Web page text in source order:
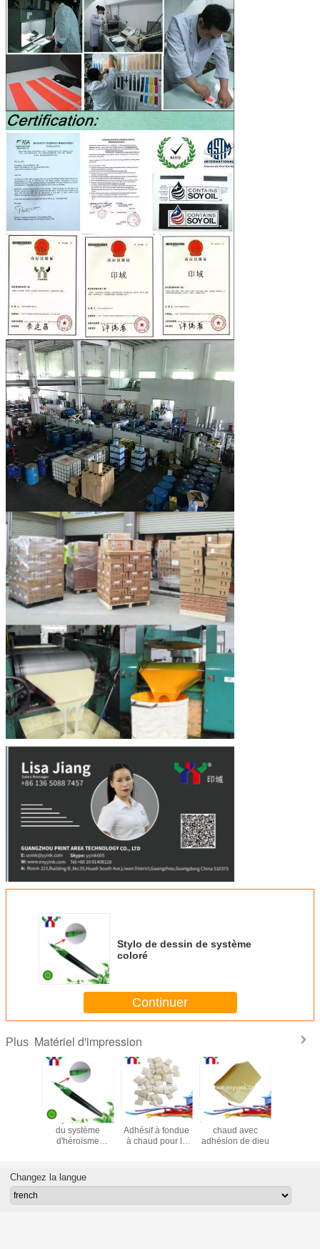
Stylo de dessin de système
coloré
Continuer
Plus Matériel d'impression
Fournisseur de
pulvérisation à
Foshan
Pulvérisation de
haute qualité pour
l'impression offset
Fournisseur de
stylo de dessin
pour le système
Changez la langue